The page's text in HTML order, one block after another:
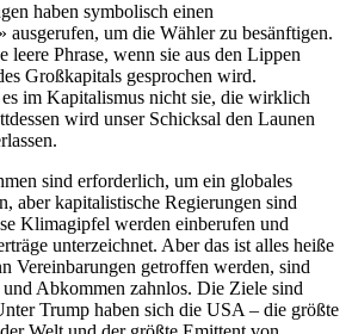
haben symbolisch einen
ausgerufen, um die Wähler zu besänftigen.
leere Phrase, wenn sie aus den Lippen
Großkapitals gesprochen wird.
im Kapitalismus nicht sie, die wirklich
wird unser Schicksal den Launen
sind erforderlich, um ein globales
aber kapitalistische Regierungen sind
Klimagipfel werden einberufen und
unterzeichnet. Aber das ist alles heiße
Vereinbarungen getroffen werden, sind
Abkommen zahnlos. Die Ziele sind
Trump haben sich die USA – die größte